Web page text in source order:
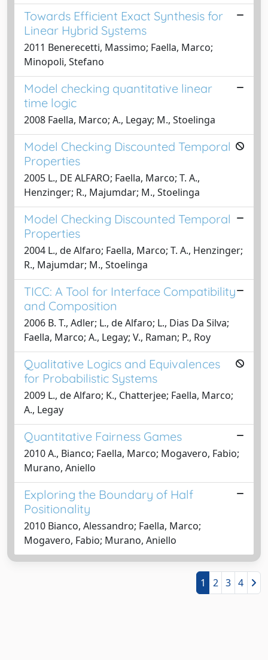
Towards Efficient Exact Synthesis for
Linear Hybrid Systems
2011 Benerecetti, Massimo; Faella, Marco;
Minopoli, Stefano
Model checking quantitative linear
time logic
2008 Faella, Marco; A., Legay; M., Stoelinga
Model Checking Discounted Temporal
Properties
2005 L., DE ALFARO; Faella, Marco; T. A.,
Henzinger; R., Majumdar; M., Stoelinga
Model Checking Discounted Temporal
Properties
2004 L., de Alfaro; Faella, Marco; T. A., Henzinger;
R., Majumdar; M., Stoelinga
TICC: A Tool for Interface Compatibility
and Composition
2006 B. T., Adler; L., de Alfaro; L., Dias Da Silva;
Faella, Marco; A., Legay; V., Raman; P., Roy
Qualitative Logics and Equivalences
for Probabilistic Systems
2009 L., de Alfaro; K., Chatterjee; Faella, Marco;
A., Legay
Quantitative Fairness Games
2010 A., Bianco; Faella, Marco; Mogavero, Fabio;
Murano, Aniello
Exploring the Boundary of Half
Positionality
2010 Bianco, Alessandro; Faella, Marco;
Mogavero, Fabio; Murano, Aniello
1 2 3 4